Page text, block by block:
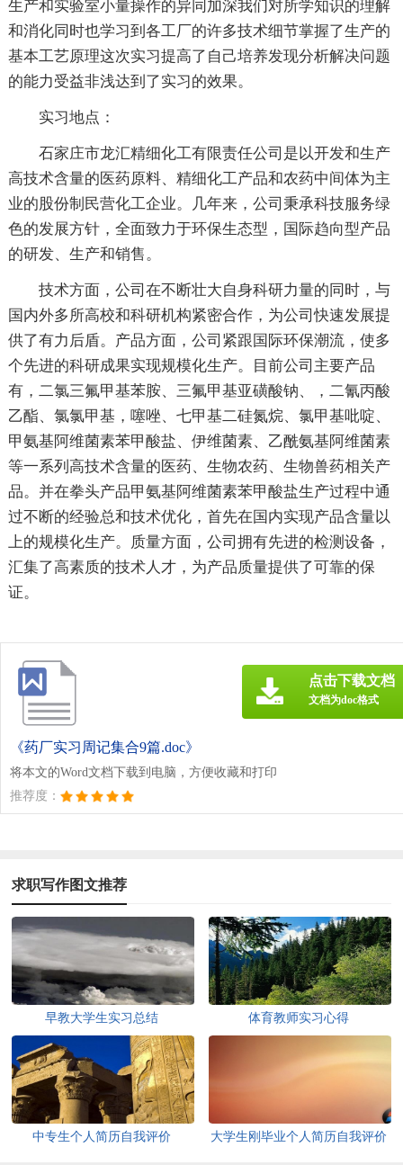
生产和实验室小量操作的异同加深我们对所学知识的理解
和消化同时也学习到各工厂的许多技术细节掌握了生产的
基本工艺原理这次实习提高了自己培养发现分析解决问题
的能力受益非浅达到了实习的效果。
实习地点：
石家庄市龙汇精细化工有限责任公司是以开发和生产
高技术含量的医药原料、精细化工产品和农药中间体为主
业的股份制民营化工企业。几年来，公司秉承科技服务绿
色的发展方针，全面致力于环保生态型，国际趋向型产品
的研发、生产和销售。
技术方面，公司在不断壮大自身科研力量的同时，与
国内外多所高校和科研机构紧密合作，为公司快速发展提
供了有力后盾。产品方面，公司紧跟国际环保潮流，使多
个先进的科研成果实现规模化生产。目前公司主要产品
有，二氯三氟甲基苯胺、三氟甲基亚磺酸钠、，二氰丙酸
乙酯、氯氯甲基，噻唑、七甲基二硅氮烷、氯甲基吡啶、
甲氨基阿维菌素苯甲酸盐、伊维菌素、乙酰氨基阿维菌素
等一系列高技术含量的医药、生物农药、生物兽药相关产
品。并在拳头产品甲氨基阿维菌素苯甲酸盐生产过程中通
过不断的经验总和技术优化，首先在国内实现产品含量以
上的规模化生产。质量方面，公司拥有先进的检测设备，
汇集了高素质的技术人才，为产品质量提供了可靠的保
证。
《药厂实习周记集合9篇.doc》
将本文的Word文档下载到电脑，方便收藏和打印
推荐度：
点击下载文档
文档为doc格式
求职写作图文推荐
早教大学生实习总结 体育教师实习心得
中专生个人简历自我评价 大学生刚毕业个人简历自我评价